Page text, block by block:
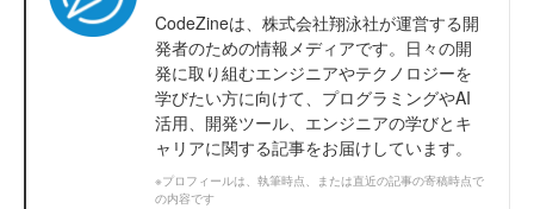
CodeZineは、株式会社翔泳社が運営する開
発者のための情報メディアです。日々の開
発に取り組むエンジニアやテクノロジーを
学びたい方に向けて、プログラミングやAI
活用、開発ツール、エンジニアの学びとキ
ャリアに関する記事をお届けしています。
※プロフィールは、執筆時点、または直近の記事の寄稿時点で
の内容です